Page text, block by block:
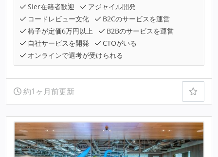
SIer在籍者歓迎
アジャイル開発
コードレビュー文化
B2Cのサービスを運営
椅子が定価6万円以上
B2Bのサービスを運営
自社サービスを開発
CTOがいる
オンラインで選考が受けられる
約1ヶ月前更新